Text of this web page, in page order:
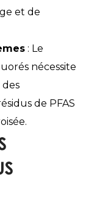
et de
: Le
nécessite
de PFAS